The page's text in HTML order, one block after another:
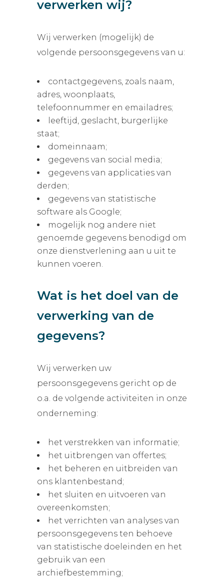
verwerken wij?
Wij verwerken (mogelijk) de
volgende persoonsgegevens van u:
contactgegevens, zoals naam,
adres, woonplaats,
telefoonnummer en emailadres;
leeftijd, geslacht, burgerlijke
staat;
domeinnaam;
gegevens van social media;
gegevens van applicaties van
derden;
gegevens van statistische
software als Google;
mogelijk nog andere niet
genoemde gegevens benodigd om
onze dienstverlening aan u uit te
kunnen voeren.
Wat is het doel van de
verwerking van de
gegevens?
Wij verwerken uw
persoonsgegevens gericht op de
o.a. de volgende activiteiten in onze
onderneming:
het verstrekken van informatie;
het uitbrengen van offertes;
het beheren en uitbreiden van
ons klantenbestand;
het sluiten en uitvoeren van
overeenkomsten;
het verrichten van analyses van
persoonsgegevens ten behoeve
van statistische doeleinden en het
gebruik van een
archiefbestemming;